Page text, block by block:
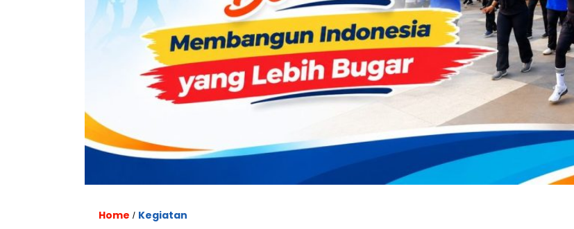
Home / Kegiatan